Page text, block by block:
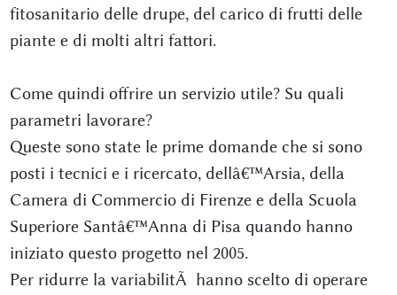
fitosanitario delle drupe, del carico di frutti delle
piante e di molti altri fattori.
Come quindi offrire un servizio utile? Su quali
parametri lavorare?
Queste sono state le prime domande che si sono
posti i tecnici e i ricercato, dellâ€™Arsia, della
Camera di Commercio di Firenze e della Scuola
Superiore Santâ€™Anna di Pisa quando hanno
iniziato questo progetto nel 2005.
Per ridurre la variabilitÃ hanno scelto di operare